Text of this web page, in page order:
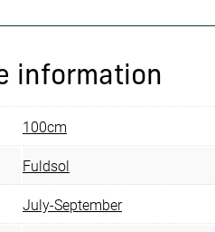
information
100cm
Fuldsol
July-September